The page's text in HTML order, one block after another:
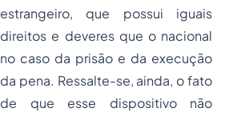
estrangeiro, que possui iguais
direitos e deveres que o nacional
no caso da prisão e da execução
da pena. Ressalte-se, ainda, o fato
de que esse dispositivo não